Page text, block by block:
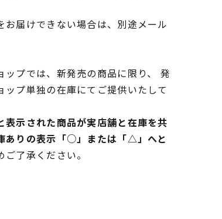
お届けできない場合は、別途メール
プでは、新発売の商品に限り、 発
プ単独の在庫にてご提供いたして
示された商品が実店舗と在庫を共
ありの表示「○」または「△」へと
ご了承ください。